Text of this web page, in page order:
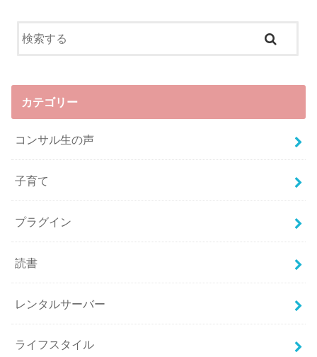
カテゴリー
コンサル生の声
子育て
プラグイン
読書
レンタルサーバー
ライフスタイル